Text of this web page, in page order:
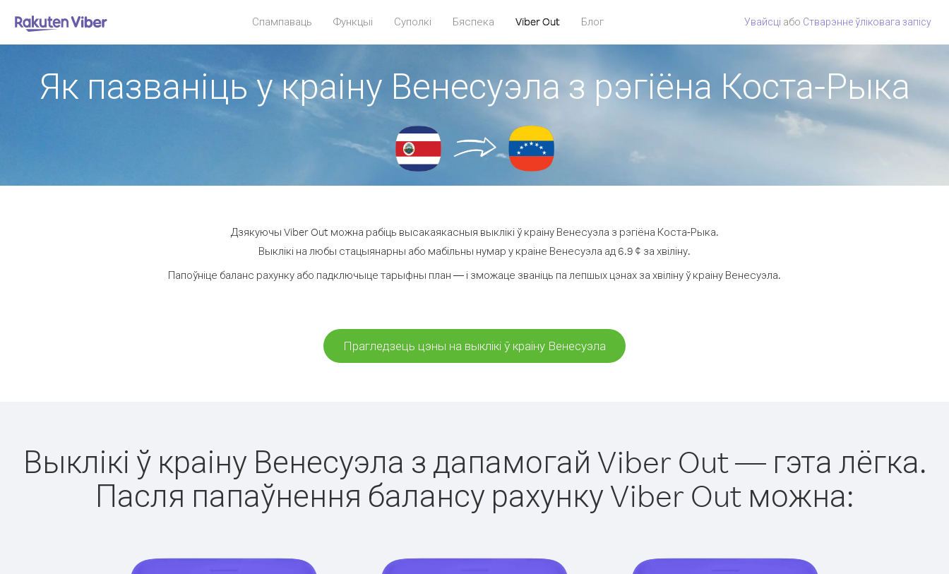
Спампаваць Функцыі Суполкі Бяспека Viber Out Блог Увайсці або Стварэнне ўліковага запісу
Як пазваніць у краіну Венесуэла з рэгіёна Коста-Рыка
Дзякуючы Viber Out можна рабіць высакаякасныя выклікі ў краіну Венесуэла з рэгіёна Коста-Рыка.
Выклікі на любы стацыянарны або мабільны нумар у краіне Венесуэла ад 6.9 ¢ за хвіліну.
Папоўніце баланс рахунку або падключыце тарыфны план — і зможаце званіць па лепшых цэнах за хвіліну ў краіну Венесуэла.
Прагледзець цэны на выклікі ў краіну Венесуэла
Выклікі ў краіну Венесуэла з дапамогай Viber Out — гэта лёгка.
Пасля папаўнення балансу рахунку Viber Out можна: